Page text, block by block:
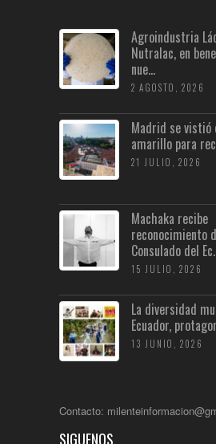
Agroindustria
Nutralac, en
nue...
2 AGOSTO, 2026
Madrid se vistió
amarillo para
21 JULIO, 2026
Machaka recibe
reconocimiento
Consulado del
15 JULIO, 2026
La diversidad
Ecuador,
13 JUNIO, 2026
Contacto:
SIGUENOS